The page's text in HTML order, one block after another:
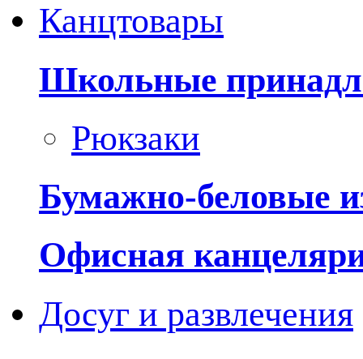
Канцтовары
Школьные
Рюкзаки
Бумажно-беловые
Офисная
Досуг и развлечения